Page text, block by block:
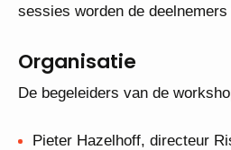
sessies worden de
Organisatie
De begeleiders van de
Pieter Hazelhoff, directeur